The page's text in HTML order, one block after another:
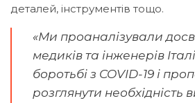
деталей, інструментів тощо.
«Ми проаналізували
медиків та інженерів
боротьбі з COVID-19 і
розглянути необхідність